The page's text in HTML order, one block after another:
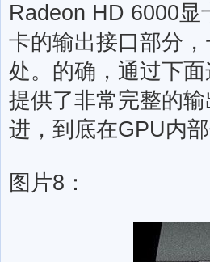
Radeon HD 6000显
卡的输出接口部分
处。的确，通过下
提供了非常完整的
进，到底在GPU内
图片8：